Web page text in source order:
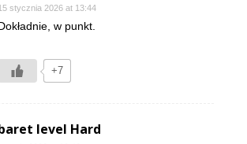
stycznia 2026 at 13:44
w punkt.
+7
level Hard